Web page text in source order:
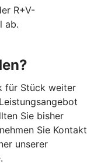
R+V-
ab.
für Stück weiter
Sie bisher
Sie Kontakt
unserer